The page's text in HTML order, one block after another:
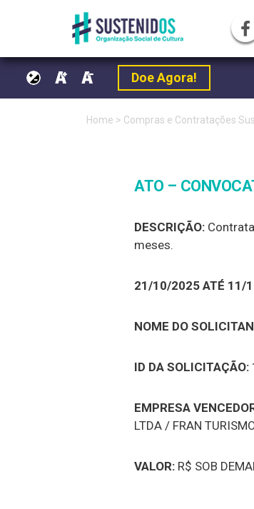
Doe Agora!
Home > Compras e Contratações
ATO –
DESCRIÇÃO:
meses.
21/10/2025 ATÉ 11/
NOME DO
ID DA SOLICITAÇÃO:
EMPRESA
LTDA / FRAN
VALOR: R$ SOB